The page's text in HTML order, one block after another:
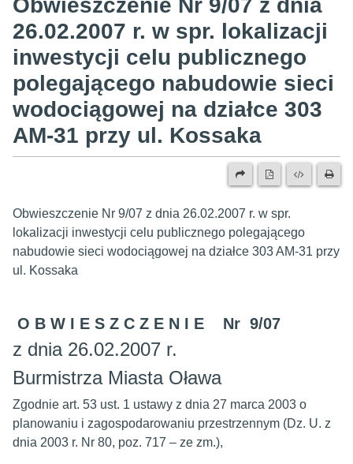
Obwieszczenie Nr 9/07 z dnia
26.02.2007 r. w spr. lokalizacji
inwestycji celu publicznego
polegającego nabudowie sieci
wodociągowej na działce 303
AM-31 przy ul. Kossaka
Obwieszczenie Nr 9/07 z dnia 26.02.2007 r. w spr.
lokalizacji inwestycji celu publicznego polegającego
nabudowie sieci wodociągowej na działce 303 AM-31 przy
ul. Kossaka
O B W I E S Z C Z E N I E Nr 9/07
z dnia 26.02.2007 r.
Burmistrza Miasta Oława
Zgodnie art. 53 ust. 1 ustawy z dnia 27 marca 2003 o
planowaniu i zagospodarowaniu przestrzennym (Dz. U. z
dnia 2003 r. Nr 80, poz. 717 – ze zm.),